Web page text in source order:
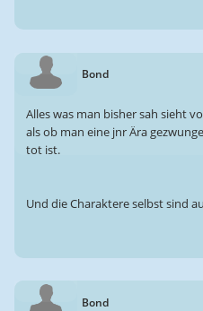
Bond
Alles was man bisher sah sieht
als ob man eine jnr Ära
tot ist.
Und die Charaktere selbst sind
Bond